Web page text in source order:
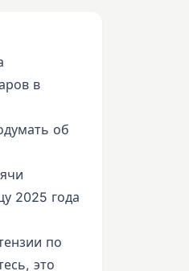
в
об
2025 года
по
это